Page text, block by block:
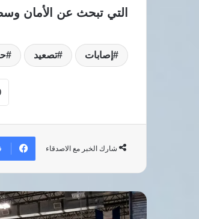
التي تبحث عن الأمان
إصابات تصعيد
شارك الخبر مع الاصدقاء